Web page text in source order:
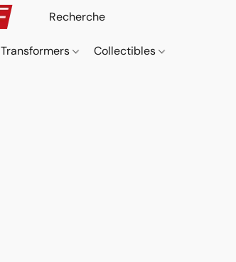
Transformers Collectibles